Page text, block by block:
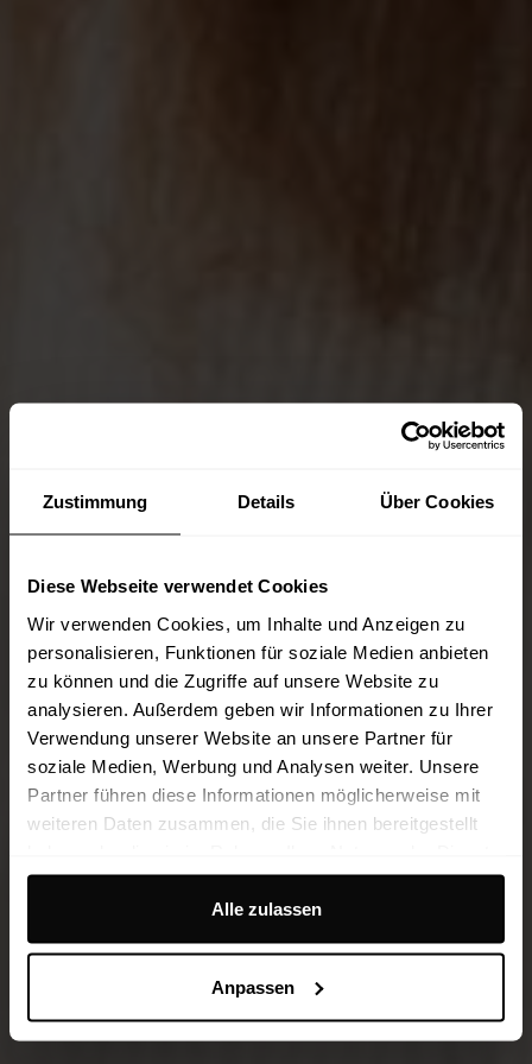
Zustimmung Details Über Cookies
Diese Webseite verwendet Cookies
Wir verwenden Cookies, um Inhalte und Anzeigen zu
personalisieren, Funktionen für soziale Medien anbieten
zu können und die Zugriffe auf unsere Website zu
analysieren. Außerdem geben wir Informationen zu Ihrer
Verwendung unserer Website an unsere Partner für
soziale Medien, Werbung und Analysen weiter. Unsere
Partner führen diese Informationen möglicherweise mit
weiteren Daten zusammen, die Sie ihnen bereitgestellt
gesammelt haben.
Alle zulassen
Anpassen